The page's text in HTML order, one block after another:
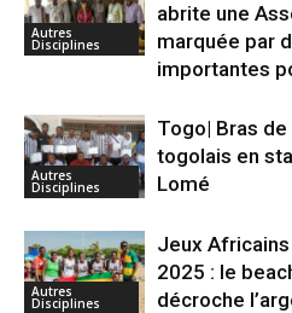
Autres
Disciplines
abrite une
marquée par
importantes
Autres
Disciplines
Togo| Bras
togolais en
Lomé
Autres
Disciplines
Jeux
2025 : le
décroche